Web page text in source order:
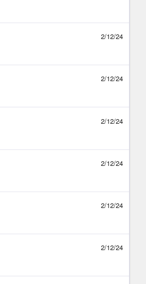
2/12/24
2/12/24
2/12/24
2/12/24
2/12/24
2/12/24